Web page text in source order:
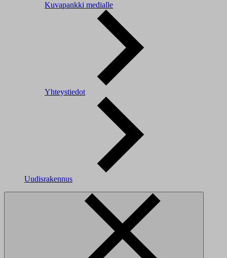
Kuvapankki medialle
Yhteystiedot
Uudisrakennus